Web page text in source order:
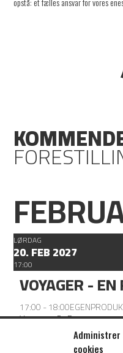
cookies
LØRDAG
20. FEB 2027
17:00
VOYAGER -
17:00 - 18:00
Voyager - En Rumrejse